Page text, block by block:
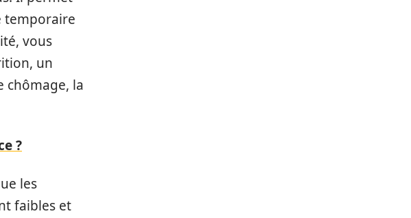
temporaire
vous
un
chômage, la
?
les
faibles et